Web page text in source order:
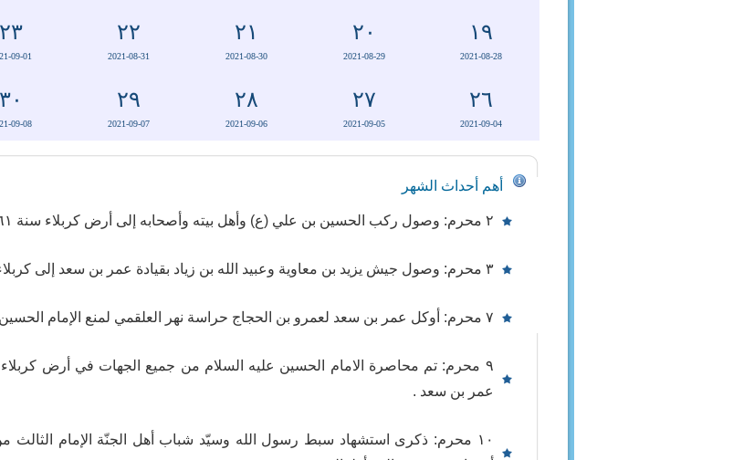
١٩
2021-08-28
٢٠
2021-08-29
٢١
2021-08-30
٢٢
2021-08-31
٢٣
09-01
٢٦
2021-09-04
٢٧
2021-09-05
٢٨
2021-09-06
٢٩
2021-09-07
٣٠
09-08
أهم أحداث الشهر
٢ محرم: وصول ركب الحسين بن علي (ع) وأهل بيته وأصحابه إلى أرض كربلاء سنة ٦١ هـ .
٣ محرم: وصول جيش يزيد بن معاوية وعبيد الله بن زياد بقيادة عمر بن سعد إلى كربلاء لحرب سبط رسول الله (ص) سنة ٦١ هـ .
٧ محرم: أوكل عمر بن سعد لعمرو بن الحجاج حراسة نهر العلقمي لمنع الإمام الحسين عليه السلام من الوصول الى الماء .
٩ محرم: تم محاصرة الامام الحسين عليه السلام من جميع الجهات في أرض كربلاء
عمر بن سعد .
١٠ محرم: ذكرى استشهاد سبط رسول الله وسيّد شباب أهل الجنّة الإمام